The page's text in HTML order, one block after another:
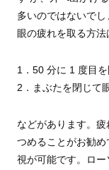
多いのではないでし
眼の疲れを取る方法
1．50 分に 1 度目
2．まぶたを閉じて
などがあります。
つめることがお勧
視が可能です。ロ